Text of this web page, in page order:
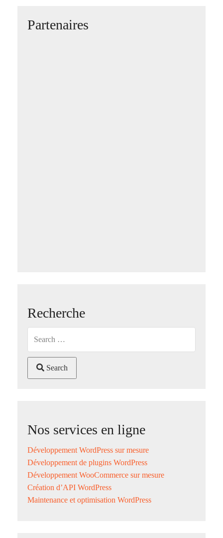
Partenaires
Recherche
Search
Nos services en ligne
Développement WordPress sur mesure
Développement de plugins WordPress
Développement WooCommerce sur mesure
Création d’API WordPress
Maintenance et optimisation WordPress